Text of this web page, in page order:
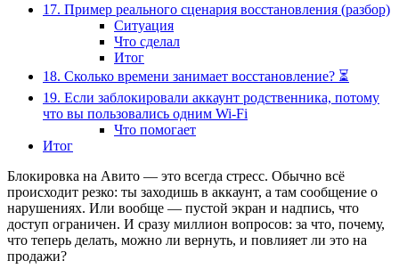
17. Пример реального сценария восстановления (разбор)
Ситуация
Что сделал
Итог
18. Сколько времени занимает восстановление? ⏳
19. Если заблокировали аккаунт родственника, потому
что вы пользовались одним Wi-Fi
Что помогает
Итог
Блокировка на Авито — это всегда стресс. Обычно всё
происходит резко: ты заходишь в аккаунт, а там сообщение о
нарушениях. Или вообще — пустой экран и надпись, что
доступ ограничен. И сразу миллион вопросов: за что, почему,
что теперь делать, можно ли вернуть, и повлияет ли это на
продажи?